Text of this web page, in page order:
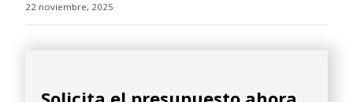
22 noviembre, 2025